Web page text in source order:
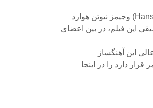
این آهنگساز
دارد را در اینجا